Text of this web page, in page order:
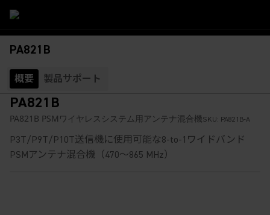
PA821B
概要 製品サポート
PA821B
PA821B PSMワイヤレスシステム用アンテナ混合機SKU: PA821B-A
P3T/P9T/P10T送信機に使用可能な8-to-1ワイドバンド
PSMアンテナ混合機（470～865 MHz）